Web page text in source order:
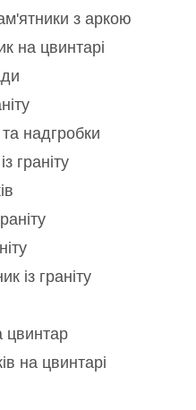
з аркою
на цвинтарі
надгробки
граніту
із граніту
цвинтар
на цвинтарі